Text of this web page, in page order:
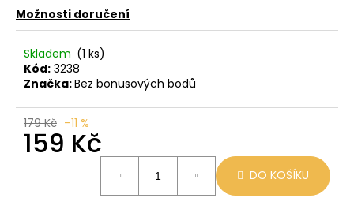
Možnosti doručení
Skladem (1 ks)
Kód: 3238
Značka:Bez bonusových bodů
179 Kč –11 %
159 Kč
DO KOŠÍKU
u
č
u
e
e
FRUIT